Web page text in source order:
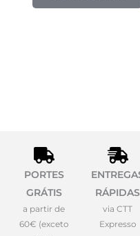
PORTES
GRÁTIS
a partir de
60€ (exceto
RÁPIDAS
via CTT
Expresso